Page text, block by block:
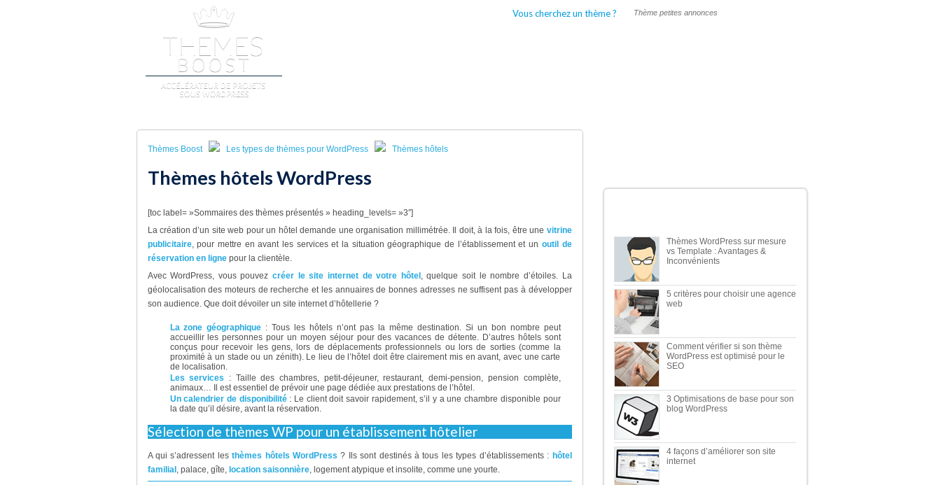
Vous cherchez un thème ?
Thèmes Boost Les types de thèmes pour WordPress Thèmes hôtels
Thèmes hôtels WordPress
[toc label= »Sommaires des thèmes présentés » heading_levels= »3″]
La création d’un site web pour un hôtel demande une organisation millimétrée. Il doit, à la fois, être une vitrine
publicitaire, pour mettre en avant les services et la situation géographique de l’établissement et un outil de
réservation en lignepour la clientèle.
Avec WordPress, vous pouvez créer le site internet de votre hôtel , quelque soit le nombre d’étoiles. La
géolocalisation des moteurs de recherche et les annuaires de bonnes adresses ne suffisent pas à développer
son audience. Que doit dévoiler un site internet d’hôtellerie ?
La zone géographique : Tous les hôtels n’ont pas la même destination. Si un bon nombre peut
accueillir les personnes pour un moyen séjour pour des vacances de détente. D’autres hôtels sont
conçus pour recevoir les gens, lors de déplacements professionnels ou lors de sorties (comme la
proximité à un stade ou un zénith). Le lieu de l’hôtel doit être clairement mis en avant, avec une carte
de localisation.
Les services : Taille des chambres, petit-déjeuner, restaurant, demi-pension, pension complète,
animaux… Il est essentiel de prévoir une page dédiée aux prestations de l’hôtel.
Un calendrier de disponibilité: Le client doit savoir rapidement, s’il y a une chambre disponible pour
la date qu’il désire, avant la réservation.
Sélection de thèmes WP pour un établissement hôtelier
A qui s’adressent lesthèmes hôtels WordPress ? Ils sont destinés à tous les types d’établissements : hôtel
familial , palace, gîte, location saisonnière, logement atypique et insolite, comme une yourte.
Thèmes WordPress sur mesure
vs Template : Avantages &
Inconvénients
5 critères pour choisir une agence
web
Comment vérifier si son thème
WordPress est optimisé pour le
SEO
3 Optimisations de base pour son
blog WordPress
4 façons d’améliorer son site
internet